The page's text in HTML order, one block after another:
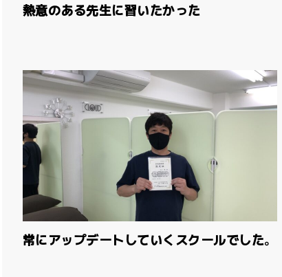
熱意のある先生に習いたかった
常にアップデートしていくスクールでした。